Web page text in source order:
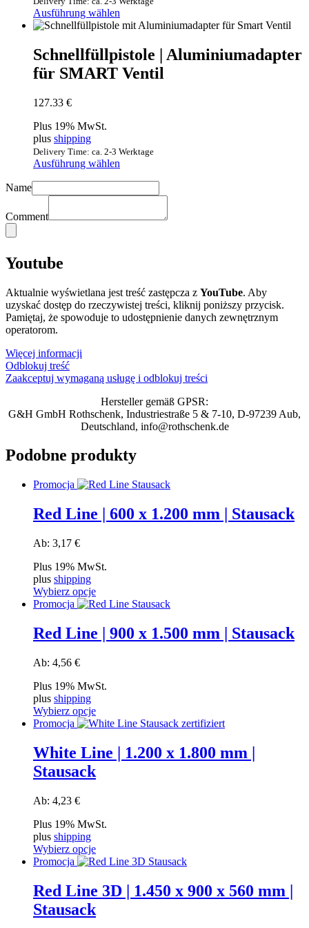
Ausführung wählen
Schnellfüllpistole | Aluminiumadapter
für SMART Ventil
127.33 €
Plus 19% MwSt.
plus shipping
Delivery Time: ca. 2-3 Werktage
Ausführung wählen
Name
Comment
Youtube
Aktualnie wyświetlana jest treść zastępcza z YouTube. Aby
uzyskać dostęp do rzeczywistej treści, kliknij poniższy przycisk.
Pamiętaj, że spowoduje to udostępnienie danych zewnętrznym
operatorom.
Więcej informacji
Odblokuj treść
Zaakceptuj wymaganą usługę i odblokuj treści
Hersteller gemäß GPSR:
G&H GmbH Rothschenk, Industriestraße 5 & 7-10, D-97239 Aub,
Deutschland, info@rothschenk.de
Podobne produkty
Promocja
Red Line | 600 x 1.200 mm | Stausack
Ab: 3,17 €
Plus 19% MwSt.
plus shipping
Wybierz opcje
Ten
ma
wiele
Opcje
wybrać
na
stronie
produktu
Promocja
Red Line | 900 x 1.500 mm | Stausack
Ab: 4,56 €
Plus 19% MwSt.
plus shipping
Wybierz opcje
Ten
ma
wiele
wariantów.
można
wybrać
na
stronie
produktu
Promocja
White Line | 1.200 x 1.800 mm |
Stausack
Ab: 4,23 €
Plus 19% MwSt.
plus shipping
Wybierz opcje
Ten
ma
wiele
wariantów.
Promocja
Red Line 3D | 1.450 x 900 x 560 mm |
Stausack